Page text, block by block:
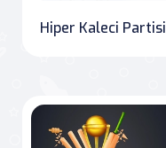
Hiper Kaleci Partisi